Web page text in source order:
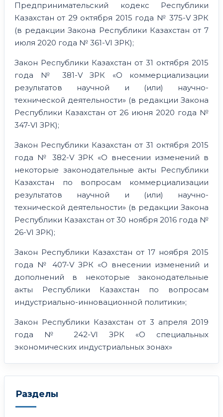
Предпринимательский кодекс Республики
Казахстан от 29 октября 2015 года № 375-V ЗРК
(в редакции Закона Республики Казахстан от 7
июля 2020 года № 361-VI ЗРК);
Закон Республики Казахстан от 31 октября 2015
года № 381-V ЗРК «О коммерциализации
результатов научной и (или) научно-
технической деятельности» (в редакции Закона
Республики Казахстан от 26 июня 2020 года №
347-VI ЗРК);
Закон Республики Казахстан от 31 октября 2015
года № 382-V ЗРК «О внесении изменений в
некоторые законодательные акты Республики
Казахстан по вопросам коммерциализации
результатов научной и (или) научно-
технической деятельности» (в редакции Закона
Республики Казахстан от 30 ноября 2016 года №
26-VI ЗРК);
Закон Республики Казахстан от 17 ноября 2015
года № 407-V ЗРК «О внесении изменений и
дополнений в некоторые законодательные
акты Республики Казахстан по вопросам
индустриально-инновационной политики»;
Закон Республики Казахстан от 3 апреля 2019
года № 242-VI ЗРК «О специальных
экономических индустриальных зонах»
Разделы